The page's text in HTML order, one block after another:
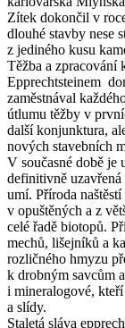
Zítek dokončil v
dlouhé stavby nese
z jediného kusu
Těžba a zpracování
Epprechtsteinem
zaměstnával
útlumu těžby v
další konjunktura,
nových stavebních
V současné době je
definitivně
umí. Příroda
v opuštěných a z
celé řadě biotopů.
mechů, lišejníků a
rozličného hmyzu
k drobným savcům
i mineralogové,
a slídy.
Staletá sláva